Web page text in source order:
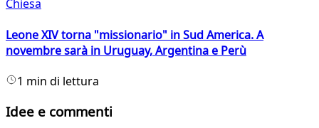
Chiesa
Leone XIV torna "missionario" in Sud America. A
novembre sarà in Uruguay, Argentina e Perù
1 min di lettura
Idee e commenti